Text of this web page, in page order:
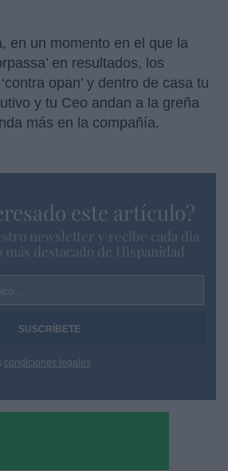
en un momento en el que la
en resultados, los
opan’ y dentro de casa tu
y tu Ceo andan a la greña
más en la compañía.
este artículo?
newsletter y recibe cada dia
destacado de Hispanidad
condiciones legales